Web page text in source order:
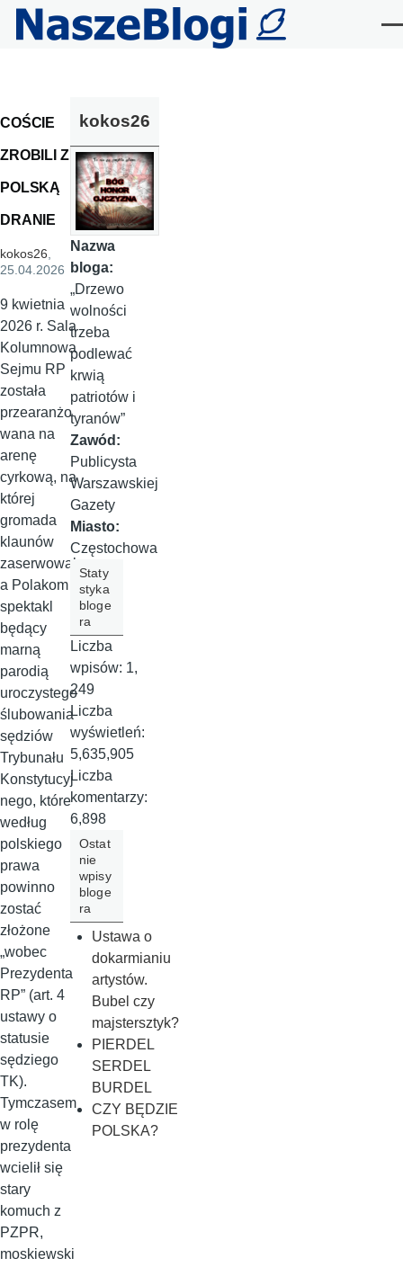
Przejdź do treści
COŚCIE
ZROBILI Z
POLSKĄ
DRANIE
kokos26,
25.04.2026
9 kwietnia
2026 r. Sala
Kolumnowa
Sejmu RP
została
przearanżo
wana na
arenę
cyrkową, na
której
gromada
klaunów
zaserwował
a Polakom
spektakl
będący
marną
parodią
uroczystego
ślubowania
sędziów
Trybunału
Konstytucyj
nego, które
według
polskiego
prawa
powinno
zostać
złożone
„wobec
Prezydenta
RP” (art. 4
ustawy o
statusie
sędziego
TK).
Tymczasem
w rolę
prezydenta
wcielił się
stary
komuch z
PZPR,
moskiewski
kokos26
Nazwa
bloga:
„Drzewo
wolności
trzeba
podlewać
krwią
patriotów i
tyranów”
Zawód:
Publicysta
Warszawskiej
Gazety
Miasto:
Częstochowa
Staty
styka
bloge
ra
Liczba
wpisów: 1,
249
Liczba
wyświetleń:
5,635,905
Liczba
komentarzy:
6,898
Ostat
nie
wpisy
bloge
ra
Ustawa o
dokarmianiu
artystów.
Bubel czy
majstersztyk?
PIERDEL
SERDEL
BURDEL
CZY BĘDZIE
POLSKA?